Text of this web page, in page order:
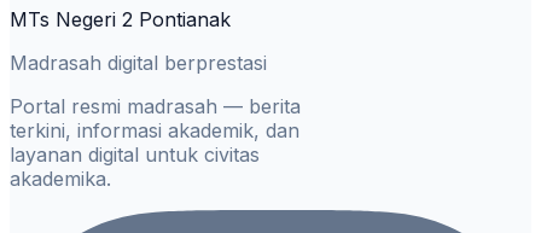
MTs Negeri 2 Pontianak
Madrasah digital berprestasi
Portal resmi madrasah — berita
terkini, informasi akademik, dan
layanan digital untuk civitas
akademika.